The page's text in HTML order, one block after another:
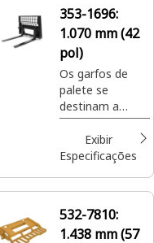
ensacados em
locais de
paisagismo e
cultivo de
plantas.
353-1696:
1.070 mm (42
pol)
Os garfos de
palete se
destinam a
movimentar
cargas em
paletes em
construção,
fertilizante e
sementes
Exibir
Especificações
532-7810:
1.438 mm (57